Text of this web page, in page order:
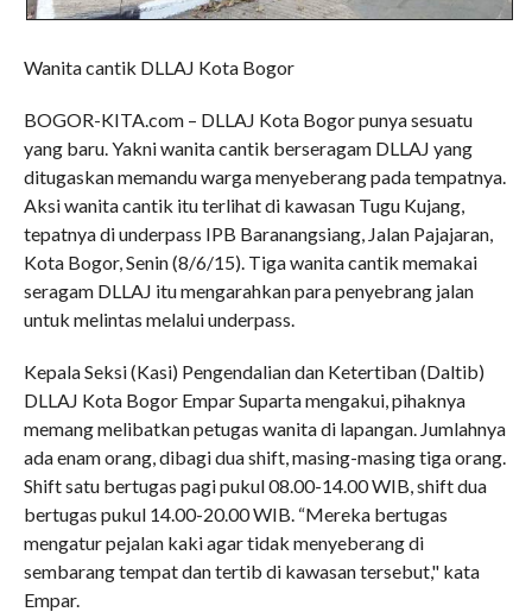
Wanita cantik DLLAJ Kota Bogor
BOGOR-KITA.com – DLLAJ Kota Bogor punya sesuatu
yang baru. Yakni wanita cantik berseragam DLLAJ yang
ditugaskan memandu warga menyeberang pada tempatnya.
Aksi wanita cantik itu terlihat di kawasan Tugu Kujang,
tepatnya di underpass IPB Baranangsiang, Jalan Pajajaran,
Kota Bogor, Senin (8/6/15). Tiga wanita cantik memakai
seragam DLLAJ itu mengarahkan para penyebrang jalan
untuk melintas melalui underpass.
Kepala Seksi (Kasi) Pengendalian dan Ketertiban (Daltib)
DLLAJ Kota Bogor Empar Suparta mengakui, pihaknya
memang melibatkan petugas wanita di lapangan. Jumlahnya
ada enam orang, dibagi dua shift, masing-masing tiga orang.
Shift satu bertugas pagi pukul 08.00-14.00 WIB, shift dua
bertugas pukul 14.00-20.00 WIB. “Mereka bertugas
mengatur pejalan kaki agar tidak menyeberang di
sembarang tempat dan tertib di kawasan tersebut," kata
Empar.